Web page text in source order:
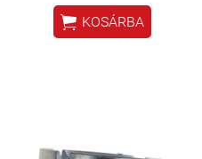
 KOSÁRBA